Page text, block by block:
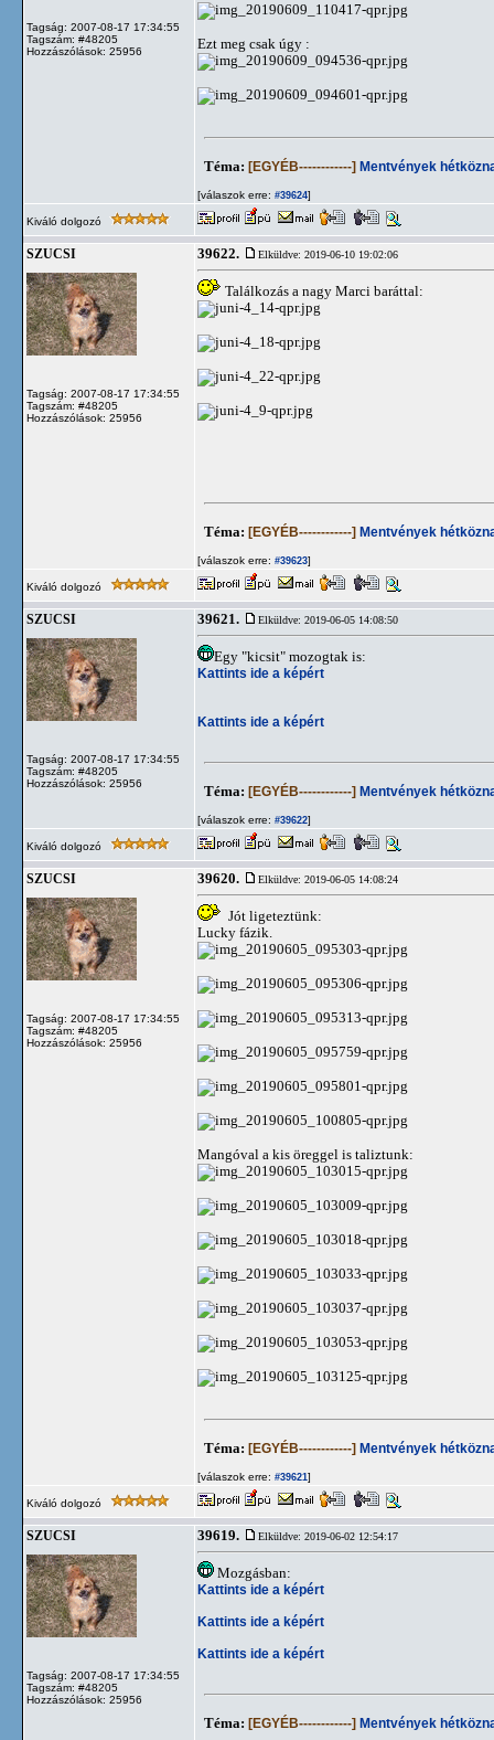
Tagság: 2007-08-17 17:34:55
Tagszám: #48205
Hozzászólások: 25956
Ezt meg csak úgy :
Téma: [EGYÉB------------] Mentvények
[válaszok erre: #39624]
Kiváló dolgozó
SZUCSI
Tagság: 2007-08-17 17:34:55
Tagszám: #48205
Hozzászólások: 25956
39622. Elküldve: 2019-06-10 19:02:06
Találkozás a nagy Marci baráttal:
Téma: [EGYÉB------------] Mentvények
[válaszok erre: #39623]
Kiváló dolgozó
SZUCSI
Tagság: 2007-08-17 17:34:55
Tagszám: #48205
Hozzászólások: 25956
39621. Elküldve: 2019-06-05 14:08:50
Egy "kicsit" mozogtak is:
Kattints ide a képért
Kattints ide a képért
Téma: [EGYÉB------------] Mentvények
[válaszok erre: #39622]
Kiváló dolgozó
SZUCSI
Tagság: 2007-08-17 17:34:55
Tagszám: #48205
Hozzászólások: 25956
39620. Elküldve: 2019-06-05 14:08:24
Jót ligeteztünk:
Lucky fázik.
Mangóval a kis öreggel is taliztunk:
Téma: [EGYÉB------------] Mentvények
[válaszok erre: #39621]
Kiváló dolgozó
SZUCSI
Tagság: 2007-08-17 17:34:55
Tagszám: #48205
Hozzászólások: 25956
39619. Elküldve: 2019-06-02 12:54:17
Mozgásban:
Kattints ide a képért
Kattints ide a képért
Kattints ide a képért
Téma: [EGYÉB------------] Mentvények